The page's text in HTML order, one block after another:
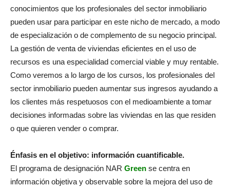
conocimientos que los profesionales del sector inmobiliario
pueden usar para participar en este nicho de mercado, a modo
de especialización o de complemento de su negocio principal.
La gestión de venta de viviendas eficientes en el uso de
recursos es una especialidad comercial viable y muy rentable.
Como veremos a lo largo de los cursos, los profesionales del
sector inmobiliario pueden aumentar sus ingresos ayudando a
los clientes más respetuosos con el medioambiente a tomar
decisiones informadas sobre las viviendas en las que residen
o que quieren vender o comprar.
Énfasis en el objetivo: información cuantificable.
El programa de designación NAR Green se centra en
información objetiva y observable sobre la mejora del uso de